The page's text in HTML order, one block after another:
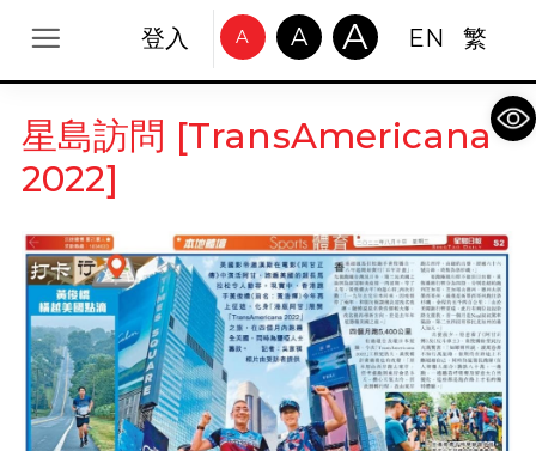
登入 A A A EN 繁
星島訪問 [TransAmericana
2022]